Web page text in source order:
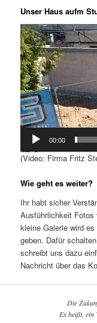
Unser Haus aufm
Video-
Player
00:00
(Video: Firma Fritz
Wie geht es weiter?
Ihr habt sicher
Ausführlichkeit Fotos
kleine Galerie wird es
geben. Dafür
schreibt uns dazu
Nachricht über das
Die
Es heißt, ein